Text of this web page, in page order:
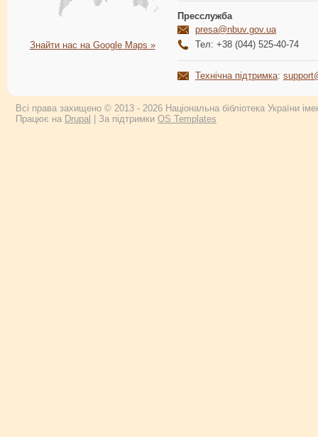
Знайти нас на Google Maps »
Пресслужба
presa@nbuv.gov.ua
Тел: +38 (044) 525-40-74
Технічна підтримка:
Всі права захищено © 2013 - 2026 Національна бібліотека України
Працює на Drupal | За підтримки OS Templates